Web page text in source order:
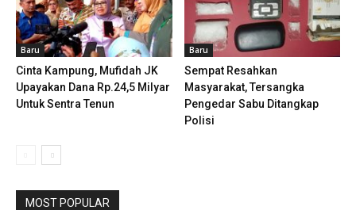
Baru
Cinta Kampung, Mufidah JK
Upayakan Dana Rp.24,5 Milyar
Untuk Sentra Tenun
Baru
Sempat Resahkan
Masyarakat, Tersangka
Pengedar Sabu Ditangkap
Polisi
MOST POPULAR